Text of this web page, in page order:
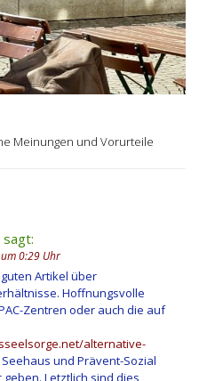
Meinungen und Vorurteile
sagt:
0:29 Uhr
Artikel über
Hoffnungsvolle
Zentren oder auch die auf
alternative-
und Prävent-Sozial
Letztlich sind dies